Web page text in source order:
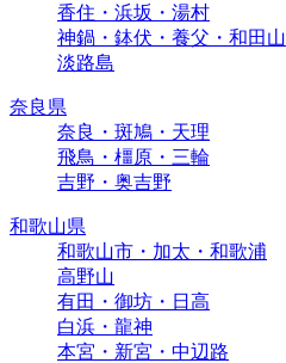
香住・浜坂・湯村
神鍋・鉢伏・養父・和田山
淡路島
奈良県
奈良・斑鳩・天理
飛鳥・橿原・三輪
吉野・奥吉野
和歌山県
和歌山市・加太・和歌浦
高野山
有田・御坊・日高
白浜・龍神
本宮・新宮・中辺路